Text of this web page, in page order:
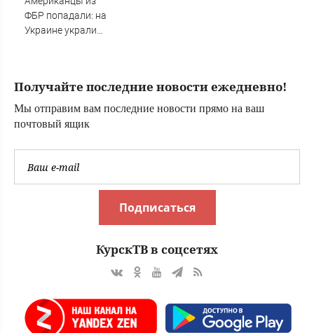
ФБР попадали: на
Украине украли
Получайте последние новости ежедневно!
Мы отправим вам последние новости прямо на ваш
почтовый ящик
Подписаться
КурскТВ в соцсетях